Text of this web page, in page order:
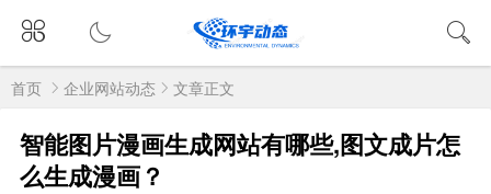
首页 企业网站动态 文章正文
智能图片漫画生成网站有哪些,图文成片怎
么生成漫画？